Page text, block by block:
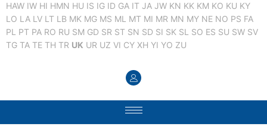
HAW IW HI HMN HU IS IG ID GA IT JA JW KN KK KM KO KU KY
LO LA LV LT LB MK MG MS ML MT MI MR MN MY NE NO PS FA
PL PT PA RO RU SM GD SR ST SN SD SI SK SL SO ES SU SW SV
TG TA TE TH TR UK UR UZ VI CY XH YI YO ZU